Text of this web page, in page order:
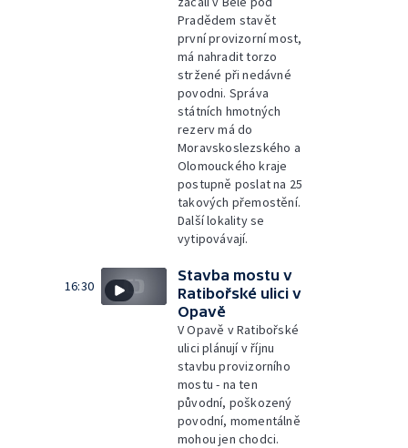
Pradědem stavět
první provizorní most,
má nahradit torzo
stržené při nedávné
povodni. Správa
státních hmotných
rezerv má do
Moravskoslezského a
Olomouckého kraje
postupně poslat na 25
takových přemostění.
Další lokality se
vytipovávají.
16:30
Stavba mostu v
Ratibořské ulici v
Opavě
V Opavě v Ratibořské
ulici plánují v říjnu
stavbu provizorního
mostu - na ten
původní, poškozený
povodní, momentálně
mohou jen chodci.